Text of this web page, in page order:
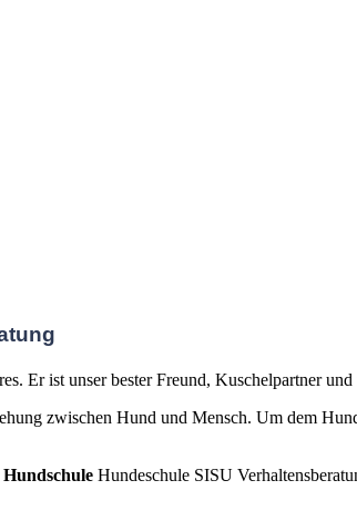
Er ist unser bester Freund, Kuschelpartner
zwischen Hund und Mensch. Um dem
Hundschule Hundeschule SISU